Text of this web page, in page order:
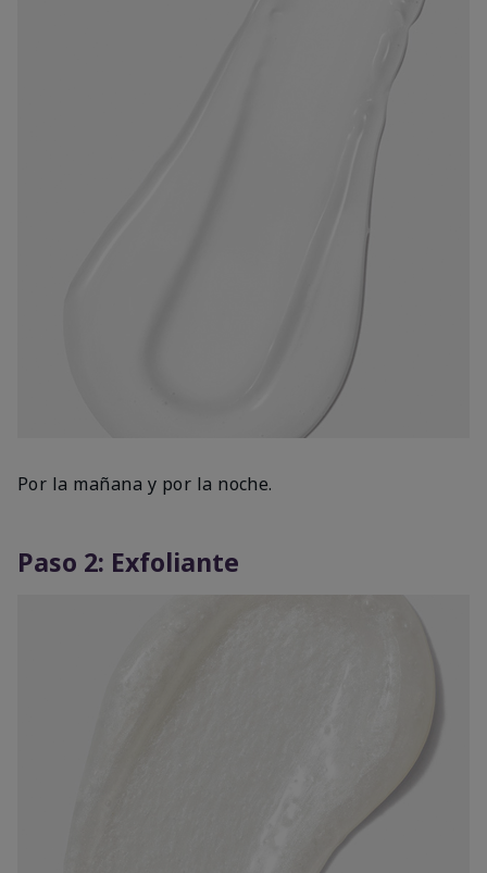
Por la mañana y por la noche.
Paso 2: Exfoliante